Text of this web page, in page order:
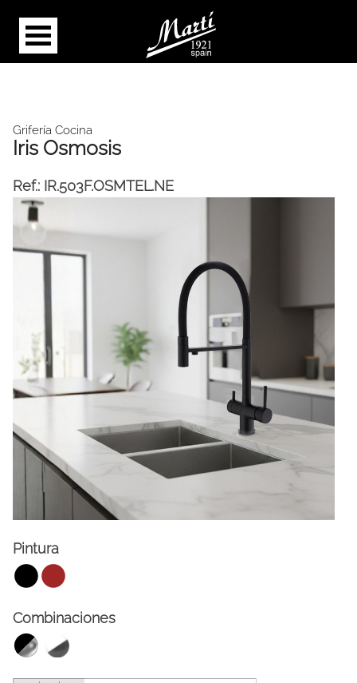
INSTAGRAM
CAT ESP
Grifería Cocina
Iris Osmosis
Ref.: IR.503F.OSMTEL.NE
Pintura
Combinaciones